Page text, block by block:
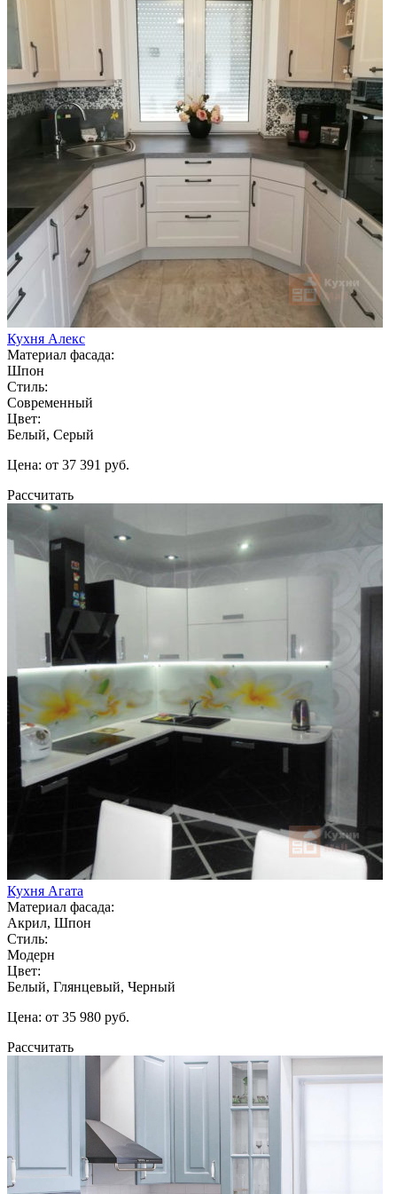
Кухня Алекс
Материал фасада:
Шпон
Стиль:
Современный
Цвет:
Белый, Серый
Цена: от 37 391 руб.
Рассчитать
Кухня Агата
Материал фасада:
Акрил, Шпон
Стиль:
Модерн
Цвет:
Белый, Глянцевый, Черный
Цена: от 35 980 руб.
Рассчитать